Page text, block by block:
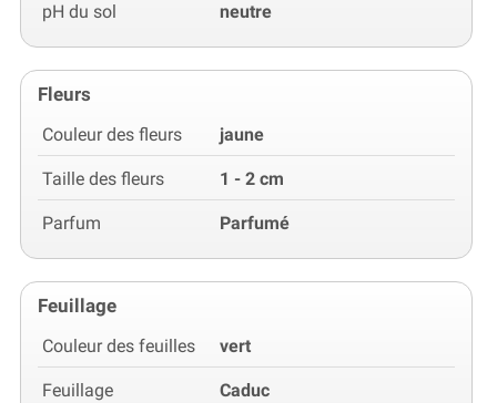
pH du sol neutre
Fleurs
Couleur des fleurs jaune
Taille des fleurs 1 - 2 cm
Parfum Parfumé
Feuillage
Couleur des feuilles vert
Feuillage Caduc